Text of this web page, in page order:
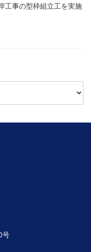
工事の型枠組立工を実施
号